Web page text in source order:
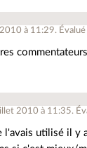
à 11:29.
2010 à 11:35.
l'avais utilisé il y